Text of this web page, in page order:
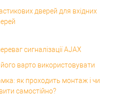
дверей для вхідних
сигналізації AJAX
варто використовувати
як проходить монтаж і чи
самостійно?